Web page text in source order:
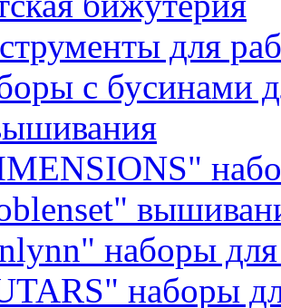
для
с бусинами
наборы
наборы